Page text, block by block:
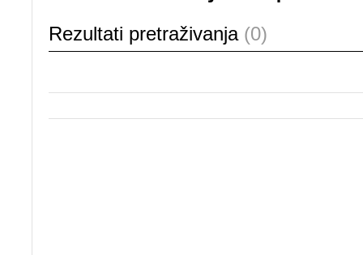
Rezultati pretraživanja (0)